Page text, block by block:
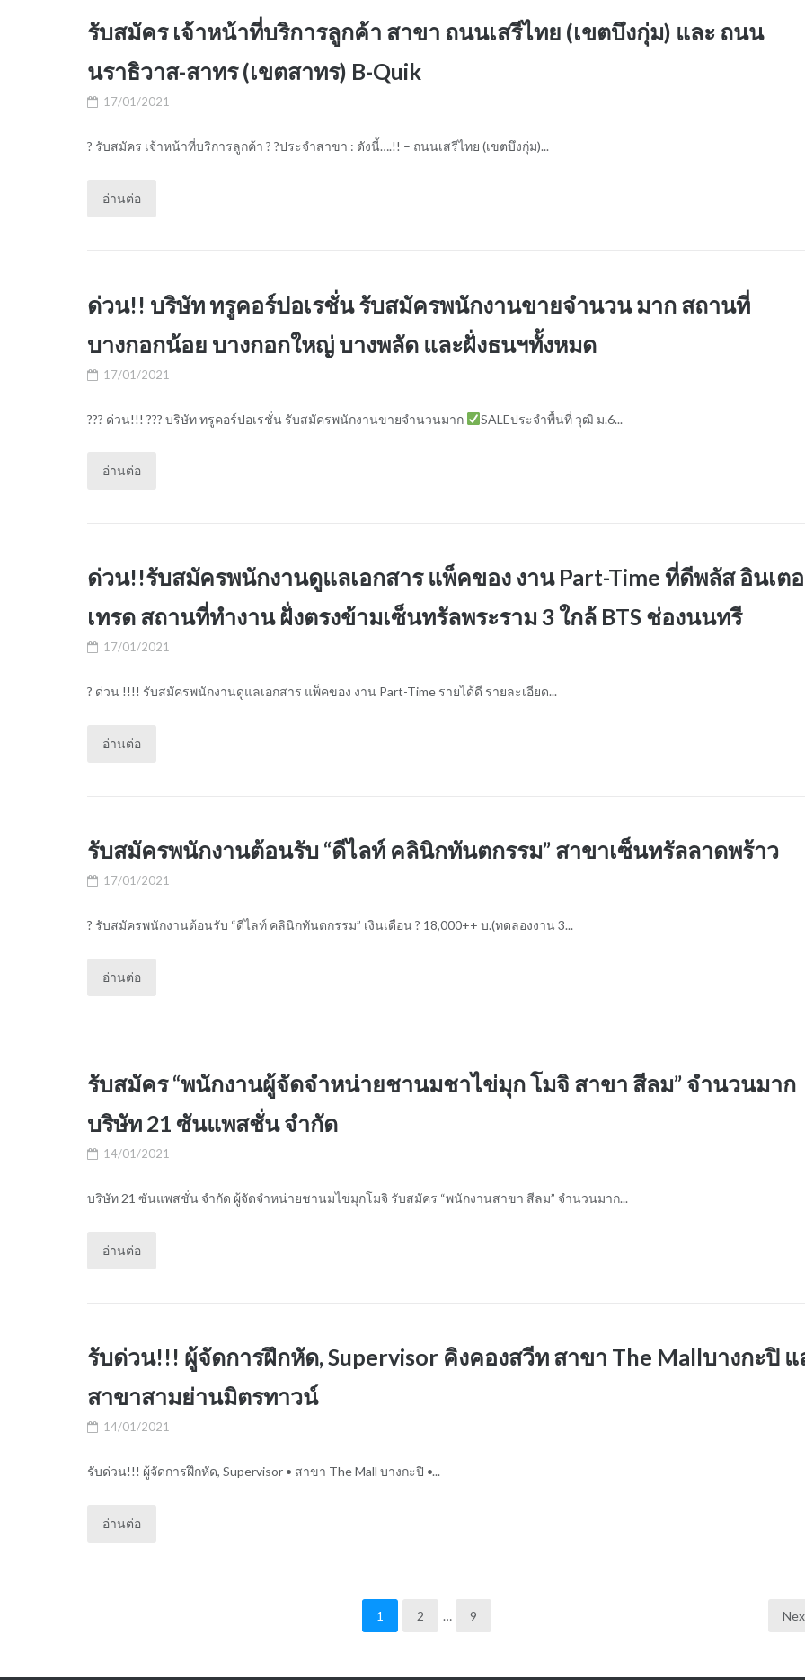
รับสมัคร เจ้าหน้าที่บริการลูกค้า สาขา ถนนเสรีไทย (เขตบึงกุ่ม) และ ถนน
นราธิวาส-สาทร (เขตสาทร) B-Quik
17/01/2021
? รับสมัคร เจ้าหน้าที่บริการลูกค้า ? ?ประจำสาขา : ดังนี้….!! – ถนนเสรีไทย (เขตบึงกุ่ม)...
อ่านต่อ
ด่วน!! บริษัท ทรูคอร์ปอเรชั่น รับสมัครพนักงานขายจำนวน มาก สถานที่
บางกอกน้อย บางกอกใหญ่ บางพลัด และฝั่งธนฯทั้งหมด
17/01/2021
??? ด่วน!!! ??? บริษัท ทรูคอร์ปอเรชั่น รับสมัครพนักงานขายจำนวนมาก SALEประจำพื้นที่ วุฒิ ม.6...
อ่านต่อ
ด่วน!!รับสมัครพนักงานดูแลเอกสาร แพ็คของ งาน Part-Time ที่ดีพลัส อินเต
เทรด สถานที่ทำงาน ฝั่งตรงข้ามเซ็นทรัลพระราม 3 ใกล้ BTS ช่องนนทรี
17/01/2021
? ด่วน !!!! รับสมัครพนักงานดูแลเอกสาร แพ็คของ งาน Part-Time รายได้ดี รายละเอียด...
อ่านต่อ
รับสมัครพนักงานต้อนรับ “ดีไลท์ คลินิกทันตกรรม” สาขาเซ็นทรัลลาดพร้าว
17/01/2021
? รับสมัครพนักงานต้อนรับ “ดีไลท์ คลินิกทันตกรรม” เงินเดือน ? 18,000++ บ.(ทดลองงาน 3...
อ่านต่อ
รับสมัคร “พนักงานผู้จัดจำหน่ายชานมชาไข่มุก โมจิ สาขา สีลม” จำนวนมาก
บริษัท 21 ซันแพสชั่น จำกัด
14/01/2021
บริษัท 21 ซันแพสชั่น จำกัด ผู้จัดจำหน่ายชานมไข่มุกโมจิ รับสมัคร “พนักงานสาขา สีลม” จำนวนมาก...
อ่านต่อ
รับด่วน!!! ผู้จัดการฝึกหัด, Supervisor คิงคองสวีท สาขา The Mallบางกะปิ แ
สาขาสามย่านมิตรทาวน์
14/01/2021
รับด่วน!!! ผู้จัดการฝึกหัด, Supervisor • สาขา The Mall บางกะปิ •...
อ่านต่อ
1 2 … 9